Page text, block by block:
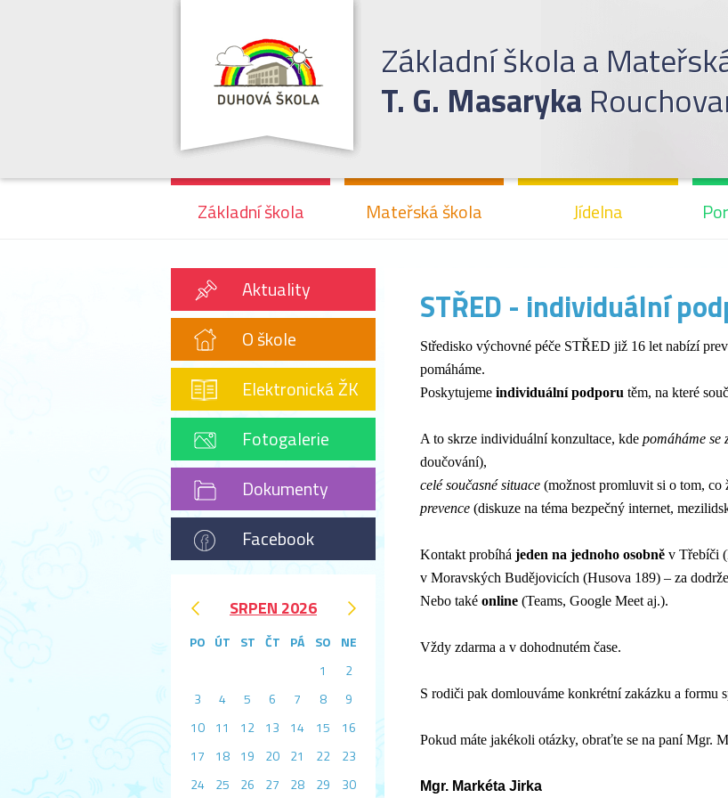
Základní škola a
T. G. Masaryka
Základní škola Mateřská škola Jídelna
STŘED - individuální
Středisko výchovné péče STŘED již 16 let nabízí
pomáháme.
Poskytujeme individuální podporu těm, na které
A to skrze individuální konzultace, kde pomáháme se
doučování),
celé současné situace (možnost promluvit si o tom,
prevence (diskuze na téma bezpečný internet,
Kontakt probíhá jeden na jednoho osobně v Třebíči
v Moravských Budějovicích (Husova 189) – za
Nebo také online (Teams, Google Meet aj.).
Vždy zdarma a v dohodnutém čase.
S rodiči pak domlouváme konkrétní zakázku a formu
Pokud máte jakékoli otázky, obraťte se na paní Mgr.
Mgr. Markéta Jirka
Aktuality
O škole
Elektronická ŽK
Fotogalerie
Dokumenty
Facebook
SRPEN 2026
PO ÚT ST ČT PÁ SO
NE
1
2
3
4 5 6 7 8
9
10
11 12 13 14 15
16
17
18 19 20 21 22
23
24
25 26 27 28 29 30